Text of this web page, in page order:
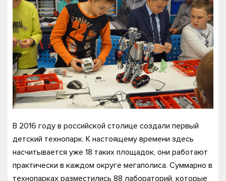
В 2016 году в российской столице создали первый
детский технопарк. К настоящему времени здесь
насчитывается уже 18 таких площадок, они работают
практически в каждом округе мегаполиса. Суммарно в
технопарках разместились 88 лабораторий, которые